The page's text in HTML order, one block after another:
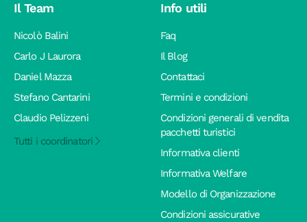
Il Team
Nicolò Balini
Carlo J Laurora
Daniel Mazza
Stefano Cantarini
Claudio Pelizzeni
Tutti i coordinatori
Info utili
Faq
Il Blog
Contattaci
Termini e condizioni
Condizioni generali di vendita
pacchetti turistici
Informativa clienti
Informativa Welfare
Modello di Organizzazione
Condizioni assicurative